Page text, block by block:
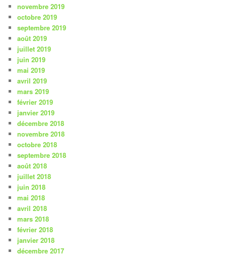
novembre 2019
octobre 2019
septembre 2019
août 2019
juillet 2019
juin 2019
mai 2019
avril 2019
mars 2019
février 2019
janvier 2019
décembre 2018
novembre 2018
octobre 2018
septembre 2018
août 2018
juillet 2018
juin 2018
mai 2018
avril 2018
mars 2018
février 2018
janvier 2018
décembre 2017